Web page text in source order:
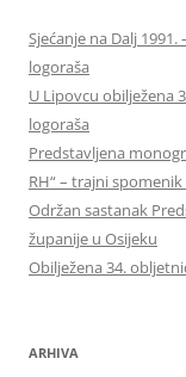
Sjećanje na Dalj
logoraša
U Lipovcu obilježena
logoraša
Predstavljena
RH“ – trajni
Održan sastanak
županije u Osijeku
Obilježena 34.
ARHIVA